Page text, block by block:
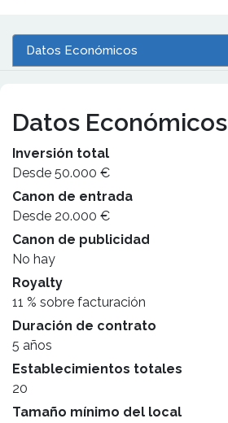
Datos Económicos
Datos Económicos
Inversión total
Desde 50.000 €
Canon de entrada
Desde 20.000 €
Canon de publicidad
No hay
Royalty
11 % sobre facturación
Duración de contrato
5 años
Establecimientos totales
20
Tamaño mínimo del local